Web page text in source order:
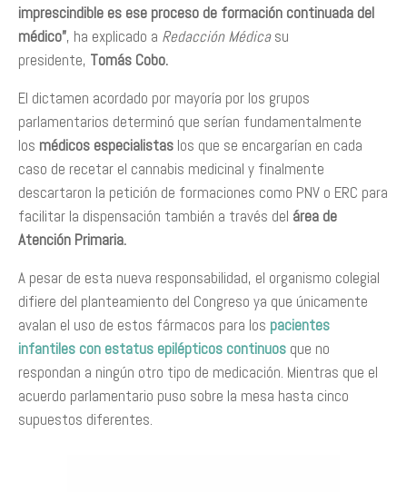
imprescindible es ese proceso de formación continuada del
médico”, ha explicado a Redacción Médicasu
presidente, Tomás Cobo.
El dictamen acordado por mayoría por los grupos
parlamentarios determinó que serían fundamentalmente
los médicos especialistas los que se encargarían en cada
caso de recetar el cannabis medicinal y finalmente
descartaron la petición de formaciones como PNV o ERC para
facilitar la dispensación también a través del área de
Atención Primaria.
A pesar de esta nueva responsabilidad, el organismo colegial
difiere del planteamiento del Congreso ya que únicamente
avalan el uso de estos fármacos para los pacientes
infantiles con estatus epilépticos continuos que no
respondan a ningún otro tipo de medicación. Mientras que el
acuerdo parlamentario puso sobre la mesa hasta cinco
supuestos diferentes.